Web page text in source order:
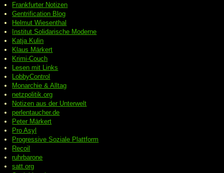
Frankfurter Notizen
Gentrification Blog
Helmut Wiesenthal
Institut Solidarische Moderne
Katja Kulin
Klaus Märkert
Krimi-Couch
Lesen mit Links
LobbyControl
Monarchie & Alltag
netzpolitik.org
Notizen aus der Unterwelt
perlentaucher.de
Peter Märkert
Pro Asyl
ProgressiveSoziale Plattform
Recoil
ruhrbarone
satt.org